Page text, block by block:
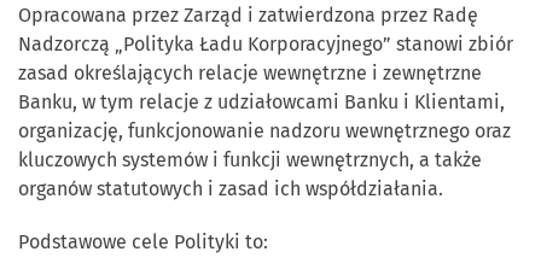
Opracowana przez Zarząd i zatwierdzona przez Radę
Nadzorczą „Polityka Ładu Korporacyjnego” stanowi zbiór
zasad określających relacje wewnętrzne i zewnętrzne
Banku, w tym relacje z udziałowcami Banku i Klientami,
organizację, funkcjonowanie nadzoru wewnętrznego oraz
kluczowych systemów i funkcji wewnętrznych, a także
organów statutowych i zasad ich współdziałania.
Podstawowe cele Polityki to: